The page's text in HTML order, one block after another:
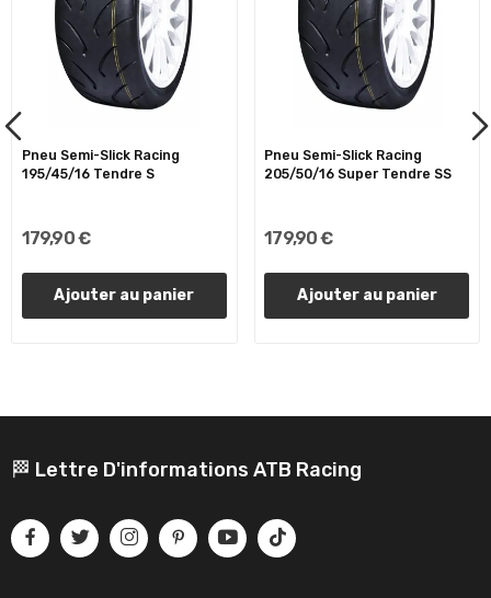
Pneu Semi-Slick Racing
195/45/16 Tendre S
179,90 €
Ajouter au panier
Pneu Semi-Slick Racing
205/50/16 Super Tendre SS
179,90 €
Ajouter au panier
🏁 Lettre D'informations ATB Racing